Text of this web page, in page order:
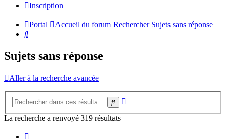
Inscription
Portal Accueil du forum Rechercher Sujets sans réponse
Rechercher
Sujets sans réponse
Aller à la recherche avancée
Rechercher
La recherche a renvoyé 319 résultats